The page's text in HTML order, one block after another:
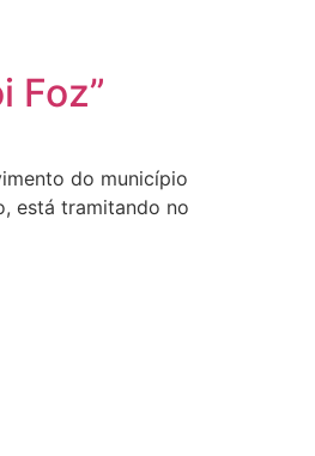
Foz”
do município
está tramitando no